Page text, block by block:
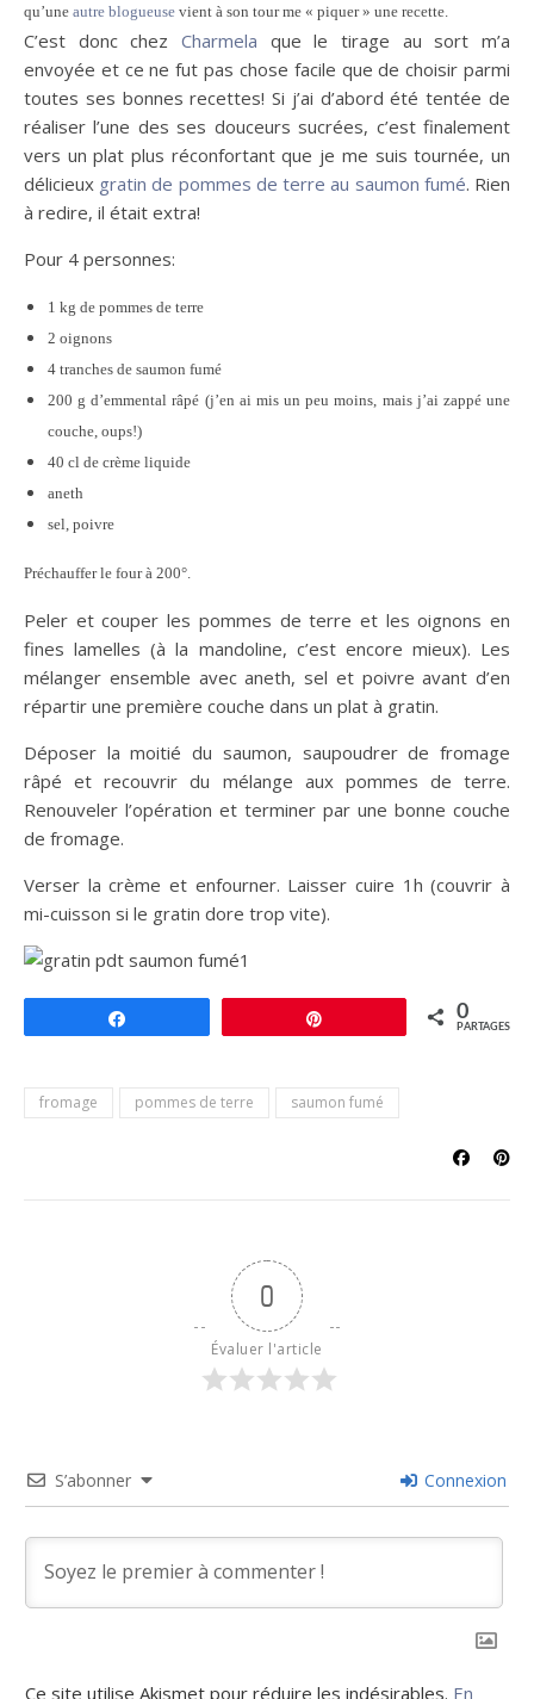
qu’une autre blogueuse vient à son tour me « piquer » une recette.
C’est donc chez Charmela que le tirage au sort m’a
envoyée et ce ne fut pas chose facile que de choisir parmi
toutes ses bonnes recettes! Si j’ai d’abord été tentée de
réaliser l’une des ses douceurs sucrées, c’est finalement
vers un plat plus réconfortant que je me suis tournée, un
délicieux gratin de pommes de terre au saumon fumé. Rien
à redire, il était extra!
Pour 4 personnes:
1 kg de pommes de terre
2 oignons
4 tranches de saumon fumé
200 g d’emmental râpé (j’en ai mis un peu moins, mais j’ai zappé une
couche, oups!)
40 cl de crème liquide
aneth
sel, poivre
Préchauffer le four à 200°.
Peler et couper les pommes de terre et les oignons en
fines lamelles (à la mandoline, c’est encore mieux). Les
mélanger ensemble avec aneth, sel et poivre avant d’en
répartir une première couche dans un plat à gratin.
Déposer la moitié du saumon, saupoudrer de fromage
râpé et recouvrir du mélange aux pommes de terre.
Renouveler l’opération et terminer par une bonne couche
de fromage.
Verser la crème et enfourner. Laisser cuire 1h (couvrir à
mi-cuisson si le gratin dore trop vite).
0
PARTAGES
fromage pommes de terre saumon fumé
0
Évaluer l'article
S’abonner Connexion
Ce site utilise Akismet pour réduire les indésirables. En